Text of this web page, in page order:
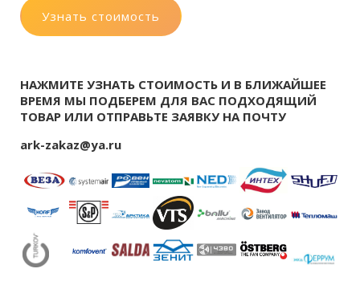
Узнать стоимость
НАЖМИТЕ УЗНАТЬ СТОИМОСТЬ И В БЛИЖАЙШЕЕ
ВРЕМЯ МЫ ПОДБЕРЕМ ДЛЯ ВАС ПОДХОДЯЩИЙ
ТОВАР ИЛИ ОТПРАВЬТЕ ЗАЯВКУ НА ПОЧТУ
ark-zakaz@ya.ru